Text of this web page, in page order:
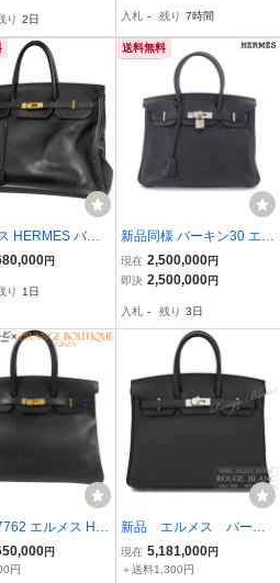
刻印 1988年製 9
り 2日
レディース
入札 - 残り 7時間
HERMES バー
ンドバッグ アル
】
円
り 1日
送料無料
新品同様 バーキン30 エル
メス HERMES トゴ ブラ
ック ハンド バッグ □L刻
0333025
現在 2,500,000円
即決 2,500,000円
入札 - 残り 3日
エルメス HE
ーキン 35 〇Y刻
ク 黒 ゴールド
円
円
新品 エルメス バーキ
ン25 ブラック 黒 ト
ゴ マットシルバー金
現在 5,181,000円
＋送料1,300円